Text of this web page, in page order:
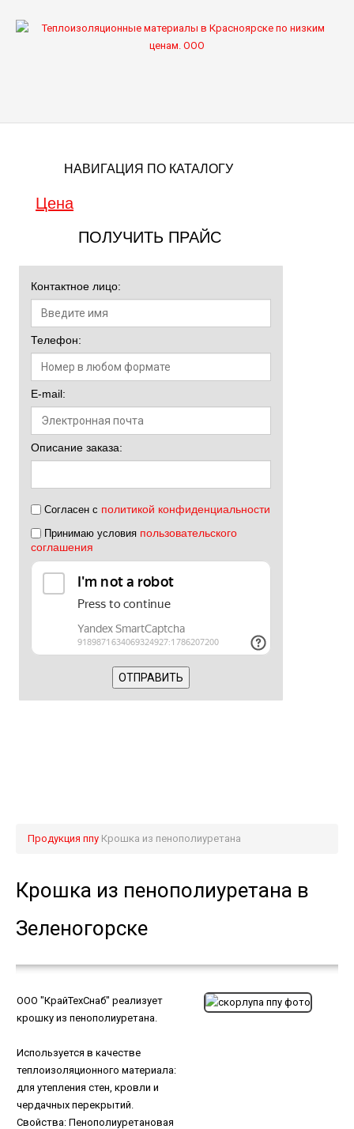
О НАС
НАВИГАЦИЯ ПО КАТАЛОГУ
Цена
ПОЛУЧИТЬ ПРАЙС
Контактное лицо:
Телефон:
E-mail:
Описание заказа:
Согласен с политикой конфиденциальности
Принимаю условия пользовательского
соглашения
Продукция ппу Крошка из пенополиуретана
Крошка из пенополиуретана в
Зеленогорске
ООО "КрайТехСнаб" реализует
крошку из пенополиуретана.
Используется в качестве
теплоизоляционного материала:
для утепления стен, кровли и
чердачных перекрытий.
Свойства: Пенополиуретановая